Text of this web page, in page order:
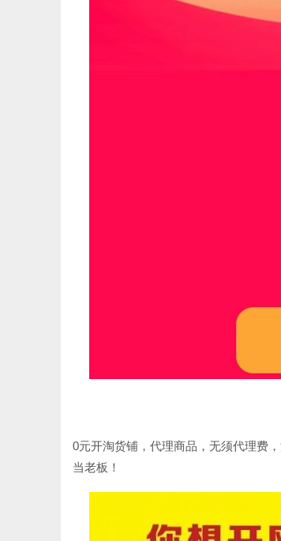
0元开淘货铺，代理商品，无须代理费
当老板！